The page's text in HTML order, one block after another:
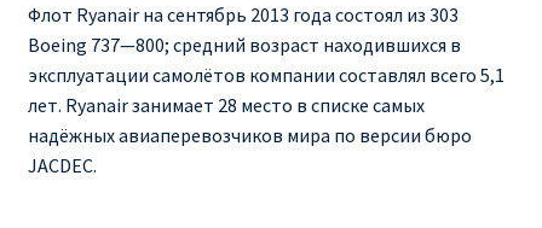
Флот Ryanair на сентябрь 2013 года состоял из 303
Boeing 737—800; средний возраст находившихся в
эксплуатации самолётов компании составлял всего 5,1
лет. Ryanair занимает 28 место в списке самых
надёжных авиаперевозчиков мира по версии бюро
JACDEC.